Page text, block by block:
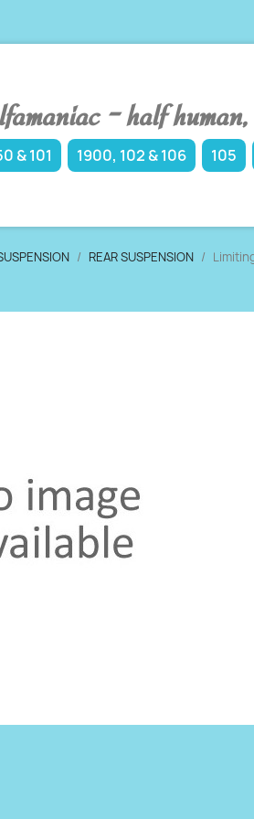
- half
& 101 1900, 102 & 106 105
REAR SUSPENSION